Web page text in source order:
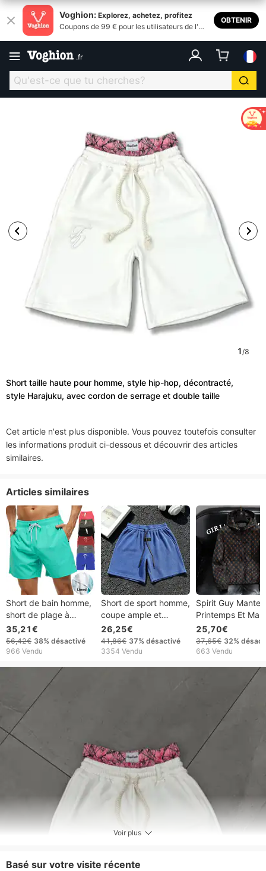
Voghion: Explorez, achetez, profitez
Coupons de 99 € pour les utilisateurs de l'ap
OBTENIR
.fr
1/8
Short taille haute pour homme, style hip-hop, décontracté,
style Harajuku, avec cordon de serrage et double taille
Cet article n'est plus disponible. Vous pouvez toutefois consulter
les informations produit ci-dessous et découvrir des articles
similaires.
Articles similaires
Short de bain homme,
short de plage à
séchage rapide,
poches latérales et
doublure en filet, idéal
35,21€
56,42€ 38% désactivé
966 Vendu
Short de sport homme,
coupe ample et
décontractée, idéal
pour la course,
l'entraînement, les
26,25€
41,86€ 37% désactivé
3354 Vendu
Spirit Guy
Printemps Et
Veste
Polyvalente
Jeunesse À
25,70€
37,65€ 32%
663 Vendu
Voir plus
Basé sur votre visite récente